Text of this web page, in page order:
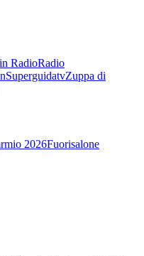
RadioRadio
SuperguidatvZuppa di
2026Fuorisalone